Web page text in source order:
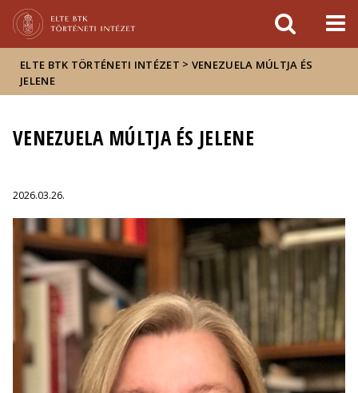
sajtóban
ELTE BTK TÖRTÉNETI INTÉZET > VENEZUELA MÚLTJA ÉS
JELENE
VENEZUELA MÚLTJA ÉS JELENE
2026.03.26.